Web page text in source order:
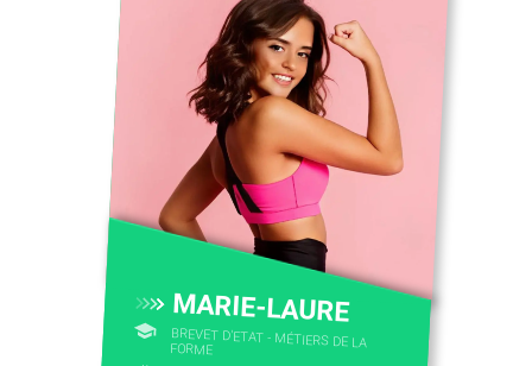
MARIE-LAURE
BREVET D'ETAT - MÉTIERS DE LA
FORME